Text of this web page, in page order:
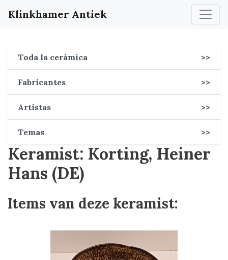
Klinkhamer Antiek
Toda la cerámica >>
Fabricantes >>
Artistas >>
Temas >>
Keramist: Korting, Heiner
Hans (DE)
Items van deze keramist: